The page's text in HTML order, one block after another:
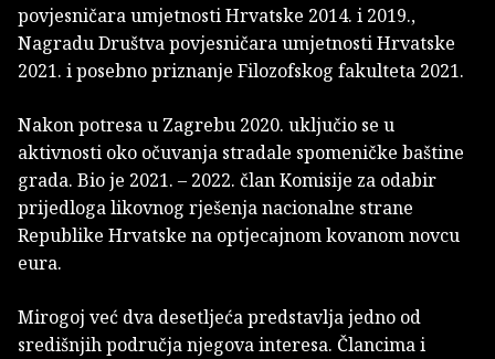
povjesničara umjetnosti Hrvatske 2014. i 2019.,
Nagradu Društva povjesničara umjetnosti Hrvatske
2021. i posebno priznanje Filozofskog fakulteta 2021.
Nakon potresa u Zagrebu 2020. uključio se u
aktivnosti oko očuvanja stradale spomeničke baštine
grada. Bio je 2021. – 2022. član Komisije za odabir
prijedloga likovnog rješenja nacionalne strane
Republike Hrvatske na optjecajnom kovanom novcu
eura.
Mirogoj već dva desetljeća predstavlja jedno od
središnjih područja njegova interesa. Člancima i